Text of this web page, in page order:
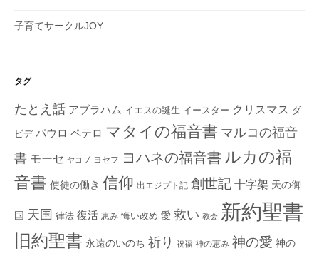
子育てサークルJOY
タグ
たとえ話 アブラハム イエスの誕生 イースター クリスマス ダ
ビデ パウロ ペテロ マタイの福音書 マルコの福音
書 モーセ ヤコブ ヨセフ ヨハネの福音書 ルカの福
音書 使徒の働き 信仰 出エジプト記 創世記 十字架 天の御
国 天国 律法 復活 恵み 悔い改め 愛 救い 教会 新約聖書
旧約聖書 永遠のいのち 祈り 祝福 神の恵み 神の愛 神の